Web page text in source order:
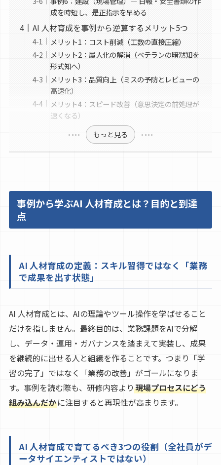
成を時短し、是正指示を早める
AI 人材育成を事例から逆算するメリット5つ
メリット1：コスト削減（工数の直接圧縮）
メリット2：属人化の解消（ベテランの暗黙知を
形式知へ）
メリット3：品質向上（ミスの予防とレビューの
高速化）
メリット4：スピード改善（意思決定の前処理が
速くなる）
もっと見る
事例から学ぶAI 人材育成とは？目的と到達
点
AI 人材育成の定義：スキル習得ではなく「業務
で成果を出す状態」
AI 人材育成とは、AIの理論やツール操作を学ばせること
だけを指しません。最終目的は、業務課題をAIで分解
し、データ・運用・ガバナンスを踏まえて実装し、成果
を継続的に出せる人と組織を作ることです。つまり「学
習の完了」ではなく「業務の改善」がゴールになりま
す。事例を読む際も、研修内容より 現場プロセスにどう
組み込んだかに注目すると再現性が高まります。
AI 人材育成で育てるべき3つの役割（全社員がデ
ータサイエンティストではない）